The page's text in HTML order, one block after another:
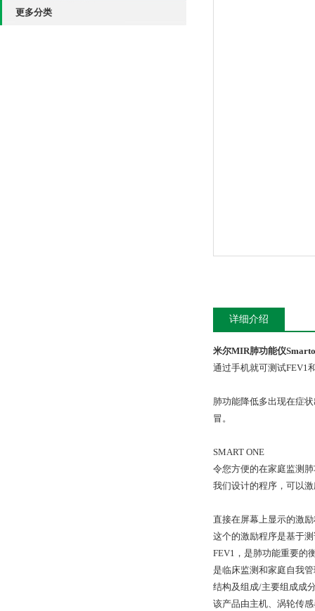
更多分类
详细介绍
米尔MIR肺功能仪
通过手机就可测试FEV1
肺功能降低多出现在症
冒。
SMART ONE
令您方便的在家庭监测
我们设计的程序，可以
直接在屏幕上显示的激
这个的激励程序是基于
FEV1，是肺功能重要的
是临床监测和家庭自我
结构及组成/主要组成成
该产品由主机、涡轮传